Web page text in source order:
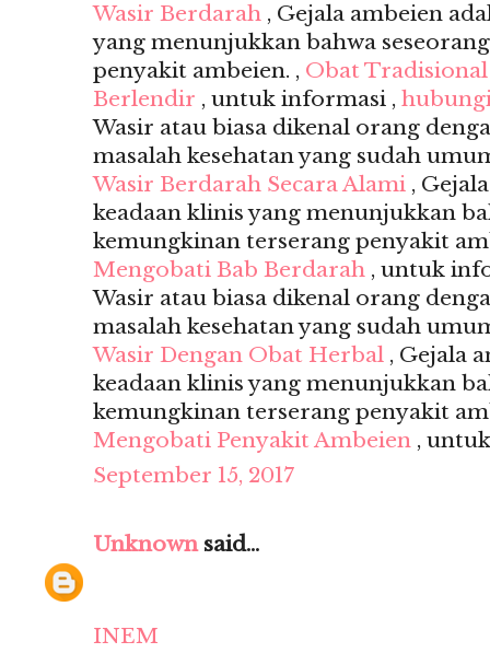
Wasir Berdarah , Gejala ambeien
yang menunjukkan bahwa
penyakit ambeien. , Obat
Berlendir , untuk informasi ,
Wasir atau biasa dikenal orang
masalah kesehatan yang sudah
Wasir Berdarah Secara Alami ,
keadaan klinis yang menunjukkan
kemungkinan terserang penyakit
Mengobati Bab Berdarah , untuk
Wasir atau biasa dikenal orang
masalah kesehatan yang sudah
Wasir Dengan Obat Herbal , Gejala
keadaan klinis yang menunjukkan
kemungkinan terserang penyakit
Mengobati Penyakit Ambeien ,
September 15, 2017
Unknownsaid...
INEM